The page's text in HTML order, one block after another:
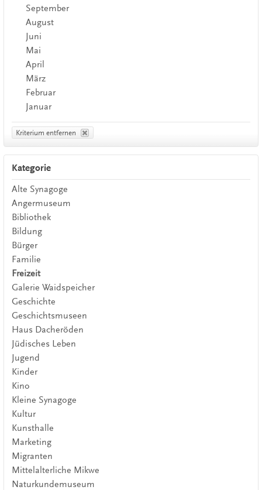
September
August
Juni
Mai
April
März
Februar
Januar
Kriterium entfernen
Kategorie
Alte Synagoge
Angermuseum
Bibliothek
Bildung
Bürger
Familie
Freizeit
Galerie Waidspeicher
Geschichte
Geschichtsmuseen
Haus Dacheröden
Jüdisches Leben
Jugend
Kinder
Kino
Kleine Synagoge
Kultur
Kunsthalle
Marketing
Migranten
Mittelalterliche Mikwe
Naturkundemuseum